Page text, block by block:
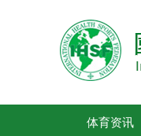
体育资讯